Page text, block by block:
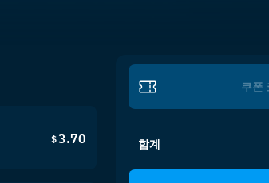
$3.70 합계